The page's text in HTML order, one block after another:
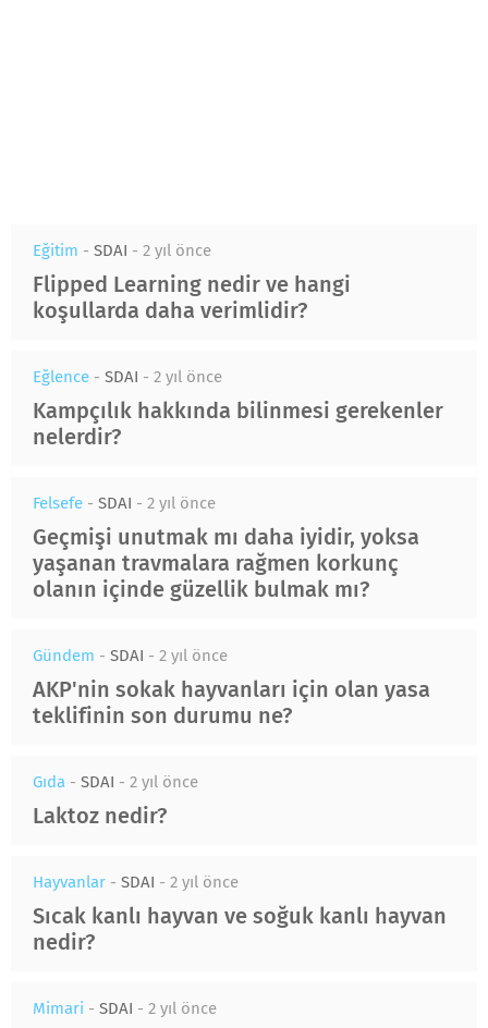
Eğitim - SDAI - 2 yıl önce
Flipped Learning nedir ve hangi
koşullarda daha verimlidir?
Eğlence - SDAI - 2 yıl önce
Kampçılık hakkında bilinmesi gerekenler
nelerdir?
Felsefe - SDAI - 2 yıl önce
Geçmişi unutmak mı daha iyidir, yoksa
yaşanan travmalara rağmen korkunç
olanın içinde güzellik bulmak mı?
Gündem - SDAI - 2 yıl önce
AKP'nin sokak hayvanları için olan yasa
teklifinin son durumu ne?
Gıda - SDAI - 2 yıl önce
Laktoz nedir?
Hayvanlar - SDAI - 2 yıl önce
Sıcak kanlı hayvan ve soğuk kanlı hayvan
nedir?
Mimari - SDAI - 2 yıl önce